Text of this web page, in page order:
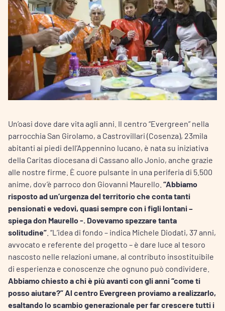
Un’oasi dove dare vita agli anni. Il centro “Evergreen” nella
parrocchia San Girolamo, a Castrovillari (Cosenza), 23mila
abitanti ai piedi dell’Appennino lucano, è nata su iniziativa
della Caritas diocesana di Cassano allo Jonio, anche grazie
alle nostre firme. È cuore pulsante in una periferia di 5.500
anime, dov’è parroco don Giovanni Maurello. “Abbiamo
risposto ad un’urgenza del territorio che conta tanti
pensionati e vedovi, quasi sempre con i figli lontani –
spiega don Maurello -. Dovevamo spezzare tanta
solitudine” . “L’idea di fondo – indica Michele Diodati, 37 anni,
avvocato e referente del progetto – è dare luce al tesoro
nascosto nelle relazioni umane, al contributo insostituibile
di esperienza e conoscenze che ognuno può condividere.
Abbiamo chiesto a chi è più avanti con gli anni “come ti
posso aiutare?” Al centro Evergreen proviamo a realizzarlo,
esaltando lo scambio generazionale per far crescere tutti i